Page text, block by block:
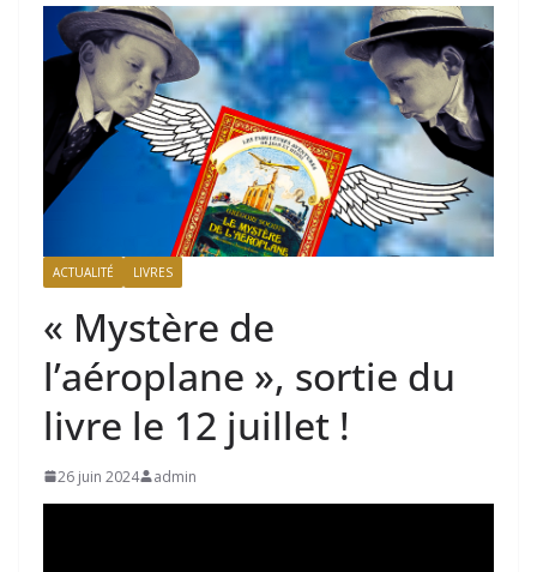
ACTUALITÉ LIVRES
« Mystère de
l’aéroplane », sortie du
livre le 12 juillet !
26 juin 2024 admin